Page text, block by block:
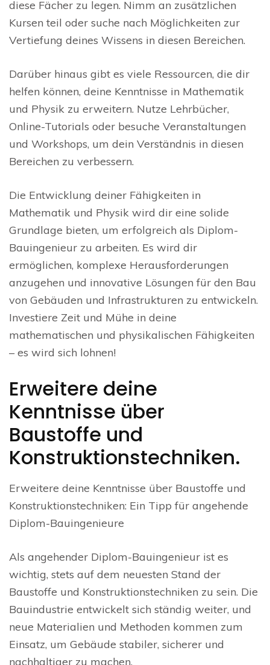
diese Fächer zu legen. Nimm an zusätzlichen
Kursen teil oder suche nach Möglichkeiten zur
Vertiefung deines Wissens in diesen Bereichen.
Darüber hinaus gibt es viele Ressourcen, die dir
helfen können, deine Kenntnisse in Mathematik
und Physik zu erweitern. Nutze Lehrbücher,
Online-Tutorials oder besuche Veranstaltungen
und Workshops, um dein Verständnis in diesen
Bereichen zu verbessern.
Die Entwicklung deiner Fähigkeiten in
Mathematik und Physik wird dir eine solide
Grundlage bieten, um erfolgreich als Diplom-
Bauingenieur zu arbeiten. Es wird dir
ermöglichen, komplexe Herausforderungen
anzugehen und innovative Lösungen für den Bau
von Gebäuden und Infrastrukturen zu entwickeln.
Investiere Zeit und Mühe in deine
mathematischen und physikalischen Fähigkeiten
– es wird sich lohnen!
Erweitere deine
Kenntnisse über
Baustoffe und
Konstruktionstechniken.
Erweitere deine Kenntnisse über Baustoffe und
Konstruktionstechniken: Ein Tipp für angehende
Diplom-Bauingenieure
Als angehender Diplom-Bauingenieur ist es
wichtig, stets auf dem neuesten Stand der
Baustoffe und Konstruktionstechniken zu sein. Die
Bauindustrie entwickelt sich ständig weiter, und
neue Materialien und Methoden kommen zum
Einsatz, um Gebäude stabiler, sicherer und
nachhaltiger zu machen.